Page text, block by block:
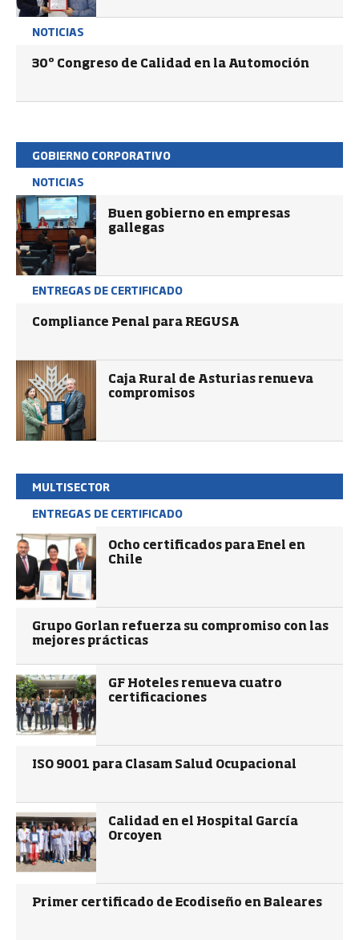
NOTICIAS
30º Congreso de Calidad en la Automoción
GOBIERNO CORPORATIVO
NOTICIAS
Buen gobierno en empresas
gallegas
ENTREGAS DE CERTIFICADO
Compliance Penal para REGUSA
Caja Rural de Asturias renueva
compromisos
MULTISECTOR
ENTREGAS DE CERTIFICADO
Ocho certificados para Enel en
Chile
Grupo Gorlan refuerza su compromiso con las
mejores prácticas
GF Hoteles renueva cuatro
certificaciones
ISO 9001 para Clasam Salud Ocupacional
Calidad en el Hospital García
Orcoyen
Primer certificado de Ecodiseño en Baleares